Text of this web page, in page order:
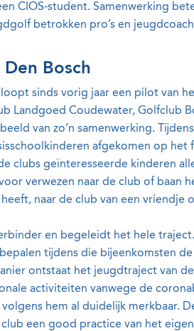
CIOS-student. Samenwerking
betrokken pro’s en
Bosch
loopt sinds vorig jaar een pilot van
Landgoed Coudewater, Golfclub
van zo’n samenwerking.
afgekomen op het
clubs geïnteresseerde kinderen
verwezen naar de club of baan
naar de club van een vriendje
en begeleidt het hele
tijdens die bijeenkomsten
ontstaat het jeugdtraject van
activiteiten vanwege de
hem al duidelijk merkbaar.
een good practice van het